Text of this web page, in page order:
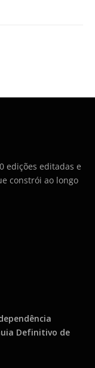
edições editadas e
constrói ao longo
Definitivo de